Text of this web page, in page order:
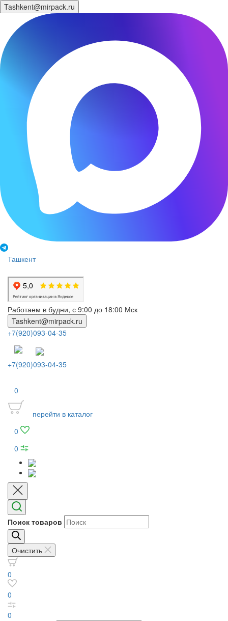
Tashkent@mirpack.ru
Ташкент
Работаем в будни, с 9:00 до 18:00 Мск
Tashkent@mirpack.ru
+7(920)093-04-35
+7(920)093-04-35
0
перейти в каталог
0
0
Поиск товаров
Очистить
0
0
0